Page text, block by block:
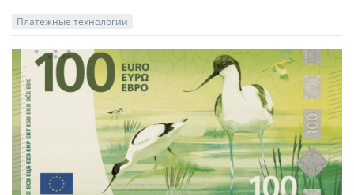
Платежные технологии